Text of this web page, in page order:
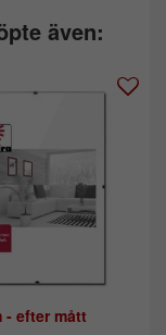
även:
- efter mått